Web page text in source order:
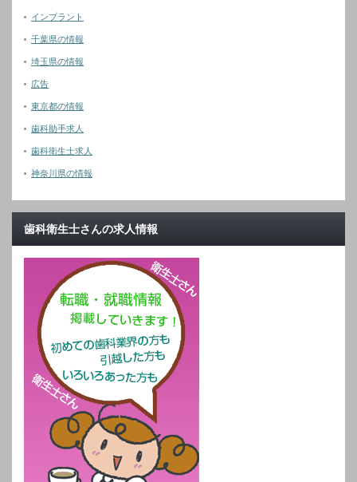
インプラント
千葉県の情報
埼玉県の情報
広告
東京都の情報
歯科助手求人
歯科衛生士求人
神奈川県の情報
歯科衛生士さんの求人情報